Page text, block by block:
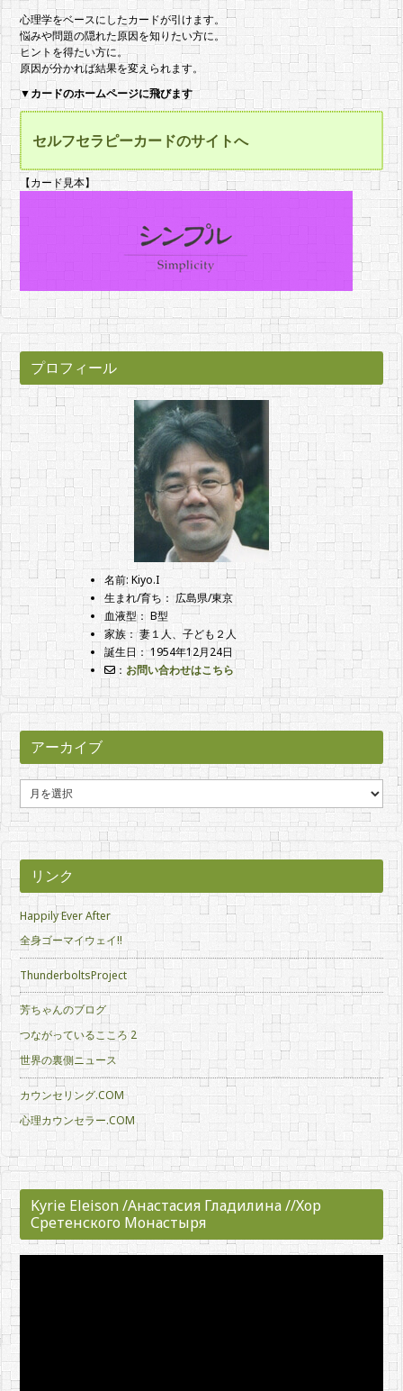
心理学をベースにしたカードが引けます。
悩みや問題の隠れた原因を知りたい方に。
ヒントを得たい方に。
原因が分かれば結果を変えられます。
▼カードのホームページに飛びます
セルフセラピーカードのサイトへ
【カード見本】
プロフィール
名前: Kiyo.I
生まれ/育ち： 広島県/東京
血液型： B型
家族： 妻１人、子ども２人
誕生日： 1954年12月24日
： お問い合わせはこちら
アーカイブ
ー
カ
イ
リンク
Happily Ever After
全身ゴーマイウェイ!!
ThunderboltsProject
芳ちゃんのブログ
つながっているこころ 2
世界の裏側ニュース
カウンセリング.COM
心理カウンセラー.COM
Kyrie Eleison /Анастасия Гладилина //Хор
Сретенского Монастыря
画
ー
ー